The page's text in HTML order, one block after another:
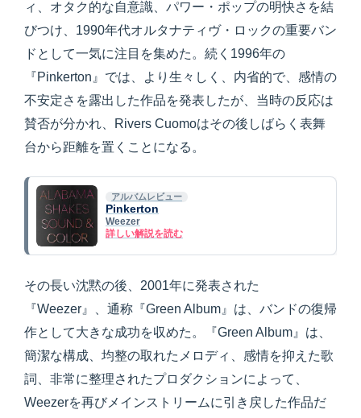
ィ、オタク的な自意識、パワー・ポップの明快さを結
びつけ、1990年代オルタナティヴ・ロックの重要バン
ドとして一気に注目を集めた。続く1996年の
『Pinkerton』では、より生々しく、内省的で、感情の
不安定さを露出した作品を発表したが、当時の反応は
賛否が分かれ、Rivers Cuomoはその後しばらく表舞
台から距離を置くことになる。
アルバムレビュー
Pinkerton
Weezer
詳しい解説を読む
その長い沈黙の後、2001年に発表された
『Weezer』、通称『Green Album』は、バンドの復帰
作として大きな成功を収めた。『Green Album』は、
簡潔な構成、均整の取れたメロディ、感情を抑えた歌
詞、非常に整理されたプロダクションによって、
Weezerを再びメインストリームに引き戻した作品だ